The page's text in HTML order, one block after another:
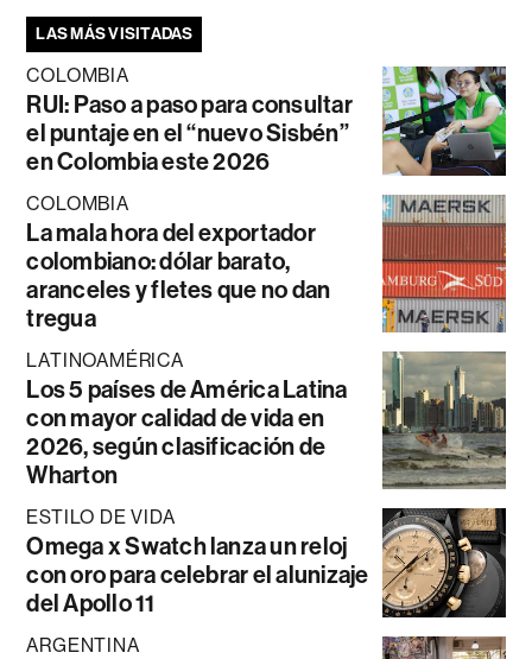
LAS MÁS VISITADAS
COLOMBIA
RUI: Paso a paso para consultar
el puntaje en el “nuevo Sisbén”
en Colombia este 2026
COLOMBIA
La mala hora del exportador
colombiano: dólar barato,
aranceles y fletes que no dan
tregua
LATINOAMÉRICA
Los 5 países de América Latina
con mayor calidad de vida en
2026, según clasificación de
Wharton
ESTILO DE VIDA
Omega x Swatch lanza un reloj
con oro para celebrar el alunizaje
del Apollo 11
ARGENTINA